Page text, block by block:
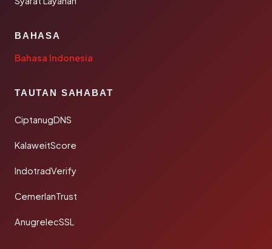
BAHASA
Bahasa Indonesia
TAUTAN SAHABAT
CiptanugDNS
KalaweitScore
IndotradVerify
CemerlanTrust
AnugrelecSSL